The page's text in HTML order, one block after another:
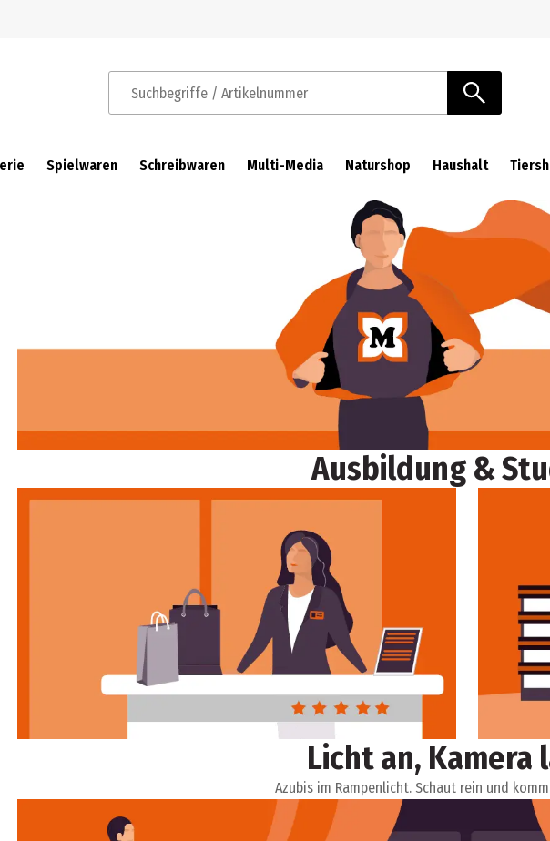
Suchbegriffe / Artikelnummer
Spielwaren Schreibwaren Multi-Media Naturshop Haushalt
Ausbildung &
Licht an, Kamera
Azubis im Rampenlicht. Schaut rein und